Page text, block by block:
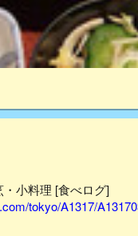
小料理 [食べログ]
tokyo/A1317/